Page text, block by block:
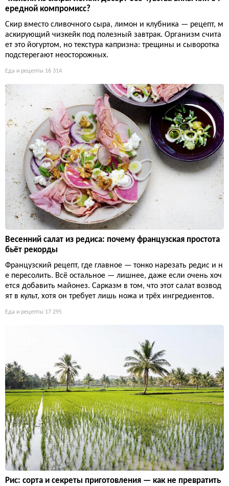
ередной компромисс?
Скир вместо сливочного сыра, лимон и клубника — рецепт, м
аскирующий чизкейк под полезный завтрак. Организм счита
ет это йогуртом, но текстура капризна: трещины и сыворотка
подстерегают неосторожных.
Еда и рецепты 16 314
Весенний салат из редиса: почему французская простота
бьёт рекорды
Французский рецепт, где главное — тонко нарезать редис и н
е пересолить. Всё остальное — лишнее, даже если очень хоч
ется добавить майонез. Сарказм в том, что этот салат возвод
ят в культ, хотя он требует лишь ножа и трёх ингредиентов.
Еда и рецепты 17 295
Рис: сорта и секреты приготовления — как не превратить